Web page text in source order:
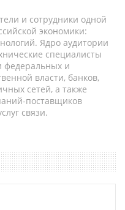
и сотрудники одной
экономики:
Ядро аудитории
специалисты
федеральных и
власти, банков,
сетей, а также
поставщиков
связи.